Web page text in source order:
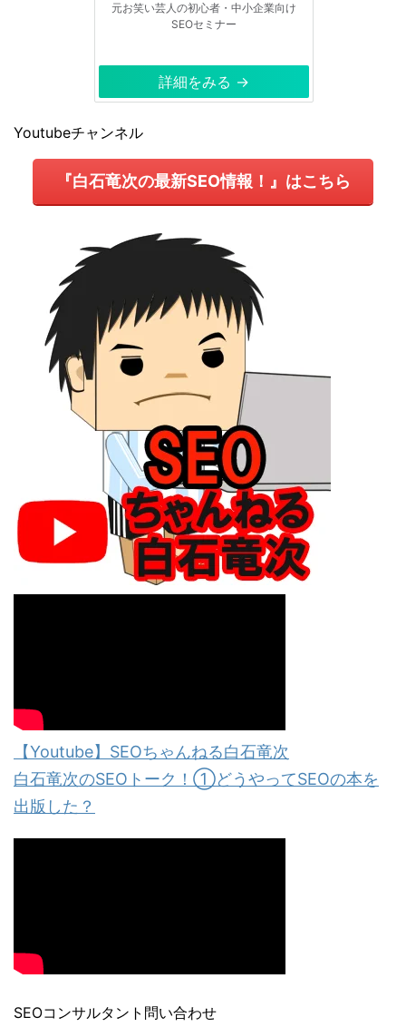
元お笑い芸人の初心者・中小企業向け
SEOセミナー
詳細をみる →
Youtubeチャンネル
『白石竜次の最新SEO情報！』はこちら
【Youtube】SEOちゃんねる白石竜次
白石竜次のSEOトーク！①どうやってSEOの本を
出版した？
SEOコンサルタント問い合わせ